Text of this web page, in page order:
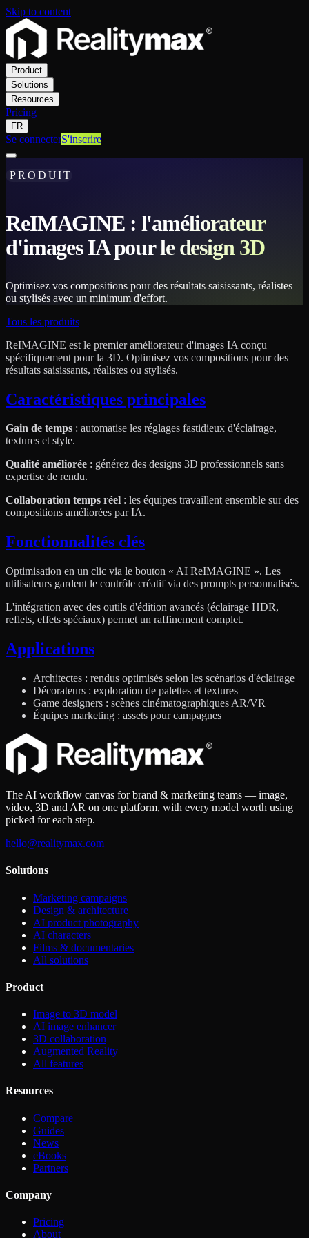
Skip to content
Product
Solutions
Resources
Pricing
FR
Se connecterS'inscrire
PRODUIT
ReIMAGINE : l'améliorateur
d'images IA pour le design 3D
Optimisez vos compositions pour des résultats saisissants, réalistes
ou stylisés avec un minimum d'effort.
Tous les produits
ReIMAGINE est le premier améliorateur d'images IA conçu
spécifiquement pour la 3D. Optimisez vos compositions pour des
résultats saisissants, réalistes ou stylisés.
Caractéristiques principales
Gain de temps : automatise les réglages fastidieux d'éclairage,
textures et style.
Qualité améliorée : générez des designs 3D professionnels sans
expertise de rendu.
Collaboration temps réel : les équipes travaillent ensemble sur des
compositions améliorées par IA.
Fonctionnalités clés
Optimisation en un clic via le bouton « AI ReIMAGINE ». Les
utilisateurs gardent le contrôle créatif via des prompts personnalisés.
L'intégration avec des outils d'édition avancés (éclairage HDR,
reflets, effets spéciaux) permet un raffinement complet.
Applications
Architectes : rendus optimisés selon les scénarios d'éclairage
Décorateurs : exploration de palettes et textures
Game designers : scènes cinématographiques AR/VR
Équipes marketing : assets pour campagnes
The AI workflow canvas for brand & marketing teams — image,
video, 3D and AR on one platform, with every model worth using
picked for each step.
hello@realitymax.com
Solutions
Marketing campaigns
Design & architecture
AI product photography
AI characters
Films & documentaries
All solutions
Product
Image to 3D model
AI image enhancer
3D collaboration
Augmented Reality
All features
Resources
Compare
Guides
News
eBooks
Partners
Company
Pricing
About